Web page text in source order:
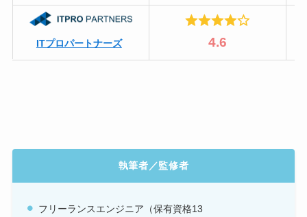
ITプロパートナーズ 4.6
執筆者／監修者
フリーランスエンジニア（保有資格13